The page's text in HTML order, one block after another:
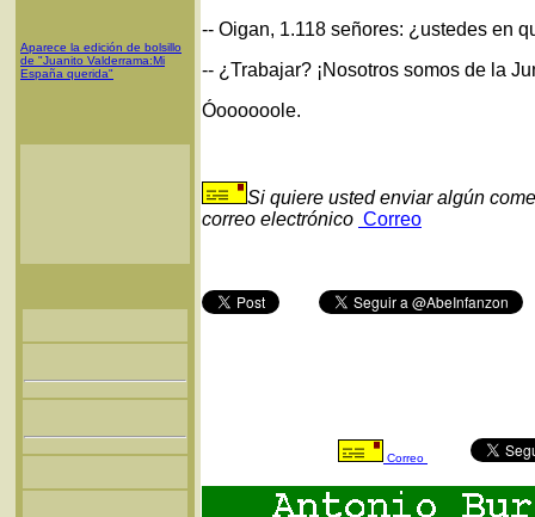
Aparece la edición de bolsillo
de "Juanito Valderrama:Mi
España querida"
-- Oigan, 1.118 señores: ¿ustedes en
-- ¿Trabajar? ¡Nosotros somos de la
Óoooooole.
Si quiere usted enviar algún
correo electrónico Correo
Correo